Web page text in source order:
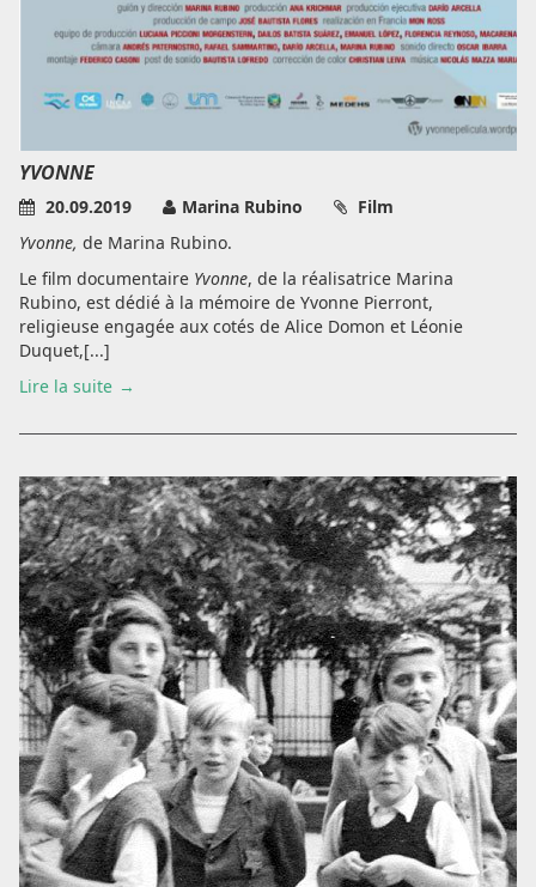
YVONNE
20.09.2019 Marina Rubino
Film
Yvonne, de Marina Rubino.
Le film documentaire Yvonne, de la réalisatrice Marina
Rubino, est dédié à la mémoire de Yvonne Pierront,
religieuse engagée aux cotés de Alice Domon et Léonie
Duquet,[...]
Lire la suite